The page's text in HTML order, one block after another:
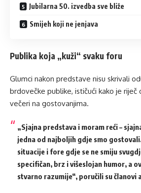
Jubilarna 50. izvedba sve bliže
Smijeh koji ne jenjava
Publika koja „kuži“ svaku foru
Glumci nakon predstave nisu skrivali
brdovečke publike, ističući kako je riječ
večeri na gostovanjima.
„Sjajna predstava i moram reći –
jedna od najboljih gdje smo
situacije i fore gdje se ne smiju
specifičan, brz i višeslojan humor, a
stvarno razumije“, poručili su članovi